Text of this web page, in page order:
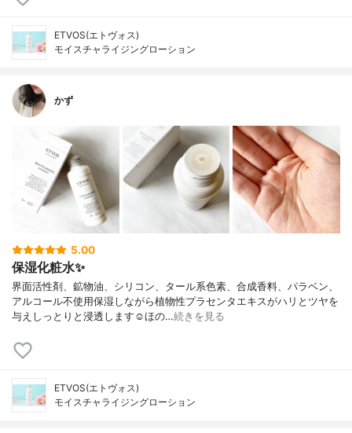
ETVOS(エトヴォス)
モイスチャライジングローション
かず
5.00
保湿化粧水✨
界面活性剤、鉱物油、シリコン、タール系色素、合成香料、パラベン、
アルコール不使用保湿しながら植物性プラセンタエキスがハリとツヤを
与えしっとりと浸透します☺︎ほの…続きを見る
ETVOS(エトヴォス)
モイスチャライジングローション